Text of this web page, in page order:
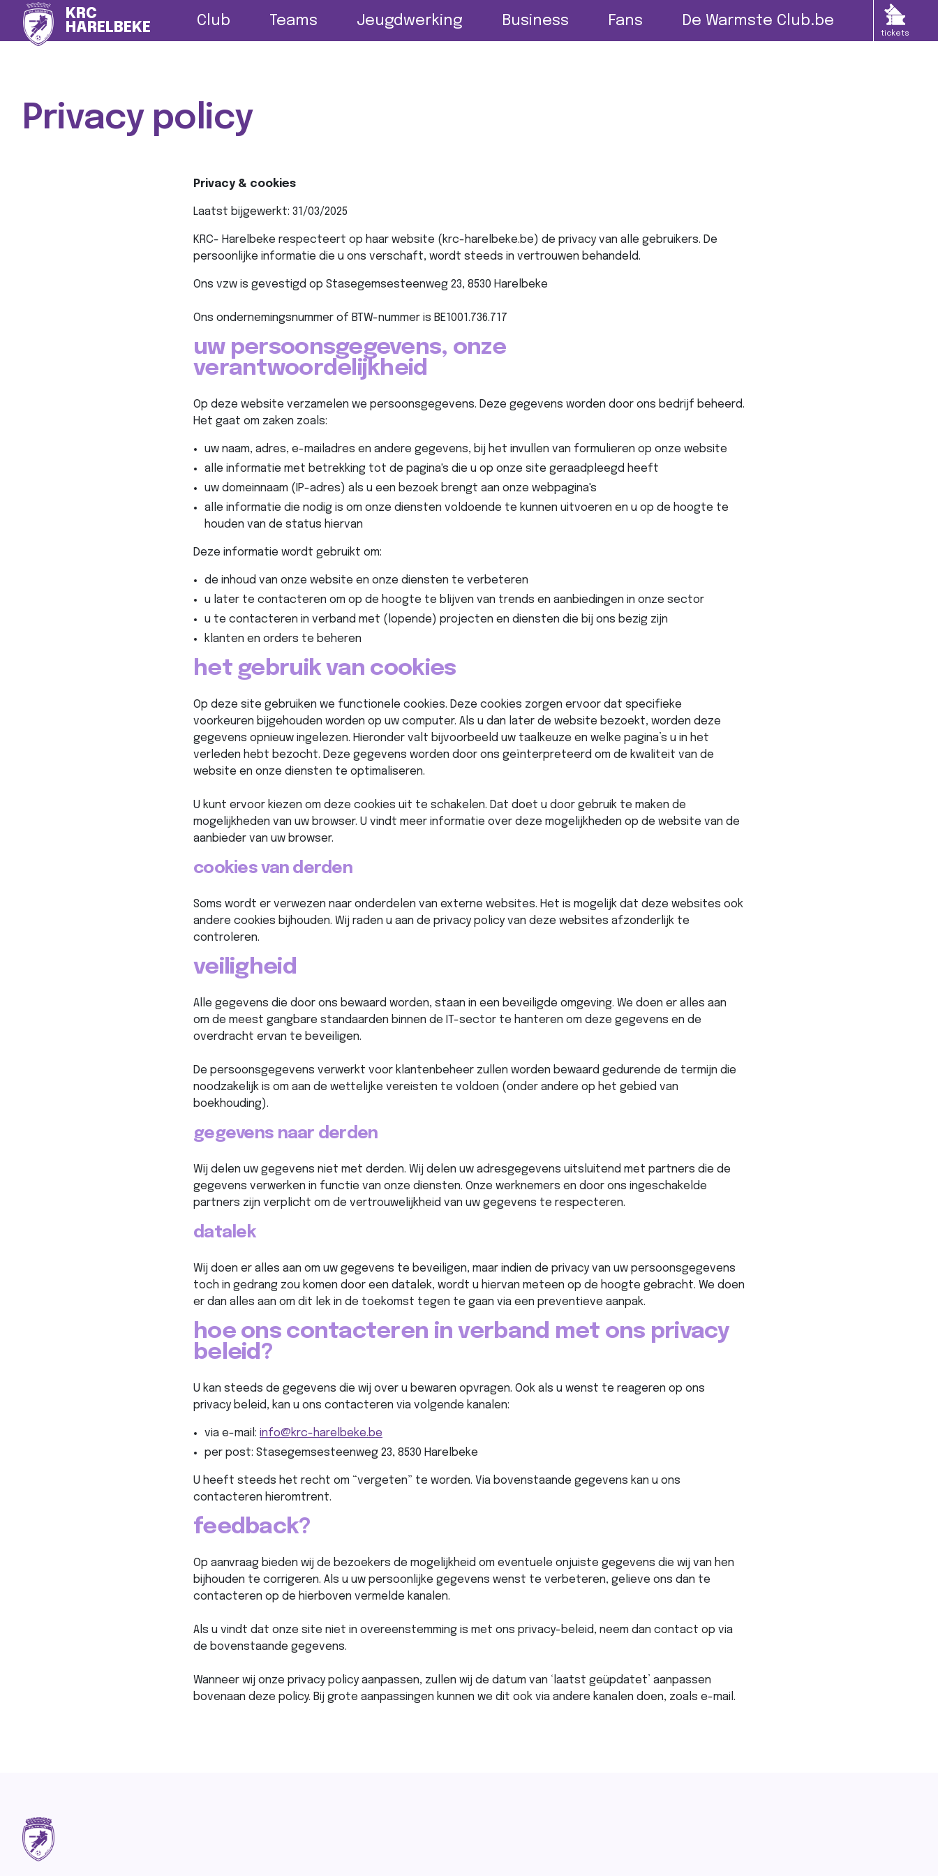
KRC
HARELBEKE
Club
Teams
Middenbouw
Jeugdwerking
aanvragen
Business Fans De Warmste Club.be
tickets
Privacy policy
Privacy & cookies
Laatst bijgewerkt: 31/03/2025
KRC- Harelbeke respecteert op haar website (krc-harelbeke.be) de privacy van alle gebruikers. De
persoonlijke informatie die u ons verschaft, wordt steeds in vertrouwen behandeld.
Ons vzw is gevestigd op Stasegemsesteenweg 23, 8530 Harelbeke
Ons ondernemingsnummer of BTW-nummer is BE1001.736.717
uw persoonsgegevens, onze
verantwoordelijkheid
Op deze website verzamelen we persoonsgegevens. Deze gegevens worden door ons bedrijf beheerd.
Het gaat om zaken zoals:
uw naam, adres, e-mailadres en andere gegevens, bij het invullen van formulieren op onze website
alle informatie met betrekking tot de pagina's die u op onze site geraadpleegd heeft
uw domeinnaam (IP-adres) als u een bezoek brengt aan onze webpagina's
alle informatie die nodig is om onze diensten voldoende te kunnen uitvoeren en u op de hoogte te
houden van de status hiervan
Deze informatie wordt gebruikt om:
de inhoud van onze website en onze diensten te verbeteren
u later te contacteren om op de hoogte te blijven van trends en aanbiedingen in onze sector
u te contacteren in verband met (lopende) projecten en diensten die bij ons bezig zijn
klanten en orders te beheren
het gebruik van cookies
Op deze site gebruiken we functionele cookies. Deze cookies zorgen ervoor dat specifieke
voorkeuren bijgehouden worden op uw computer. Als u dan later de website bezoekt, worden deze
gegevens opnieuw ingelezen. Hieronder valt bijvoorbeeld uw taalkeuze en welke pagina’s u in het
verleden hebt bezocht. Deze gegevens worden door ons geïnterpreteerd om de kwaliteit van de
website en onze diensten te optimaliseren.
U kunt ervoor kiezen om deze cookies uit te schakelen. Dat doet u door gebruik te maken de
mogelijkheden van uw browser. U vindt meer informatie over deze mogelijkheden op de website van de
aanbieder van uw browser.
cookies van derden
Soms wordt er verwezen naar onderdelen van externe websites. Het is mogelijk dat deze websites ook
andere cookies bijhouden. Wij raden u aan de privacy policy van deze websites afzonderlijk te
controleren.
veiligheid
Alle gegevens die door ons bewaard worden, staan in een beveiligde omgeving. We doen er alles aan
om de meest gangbare standaarden binnen de IT-sector te hanteren om deze gegevens en de
overdracht ervan te beveiligen.
De persoonsgegevens verwerkt voor klantenbeheer zullen worden bewaard gedurende de termijn die
noodzakelijk is om aan de wettelijke vereisten te voldoen (onder andere op het gebied van
boekhouding).
gegevens naar derden
Wij delen uw gegevens niet met derden. Wij delen uw adresgegevens uitsluitend met partners die de
gegevens verwerken in functie van onze diensten. Onze werknemers en door ons ingeschakelde
partners zijn verplicht om de vertrouwelijkheid van uw gegevens te respecteren.
datalek
Wij doen er alles aan om uw gegevens te beveiligen, maar indien de privacy van uw persoonsgegevens
toch in gedrang zou komen door een datalek, wordt u hiervan meteen op de hoogte gebracht. We doen
er dan alles aan om dit lek in de toekomst tegen te gaan via een preventieve aanpak.
hoe ons contacteren in verband met ons privacy
beleid?
U kan steeds de gegevens die wij over u bewaren opvragen. Ook als u wenst te reageren op ons
privacy beleid, kan u ons contacteren via volgende kanalen:
via e-mail: info@krc-harelbeke.be
per post: Stasegemsesteenweg 23, 8530 Harelbeke
U heeft steeds het recht om “vergeten” te worden. Via bovenstaande gegevens kan u ons
contacteren hieromtrent.
feedback?
Op aanvraag bieden wij de bezoekers de mogelijkheid om eventuele onjuiste gegevens die wij van hen
bijhouden te corrigeren. Als u uw persoonlijke gegevens wenst te verbeteren, gelieve ons dan te
contacteren op de hierboven vermelde kanalen.
Als u vindt dat onze site niet in overeenstemming is met ons privacy-beleid, neem dan contact op via
de bovenstaande gegevens.
Wanneer wij onze privacy policy aanpassen, zullen wij de datum van ‘laatst geüpdatet’ aanpassen
bovenaan deze policy. Bij grote aanpassingen kunnen we dit ook via andere kanalen doen, zoals e-mail.